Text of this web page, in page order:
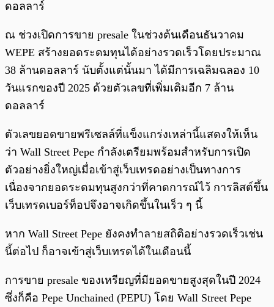
ดอลลาร์
ณ ช่วงเปิดการขาย presale ในช่วงต้นเดือนธันวาคม
WEPE สร้างยอดระดมทุนได้อย่างรวดเร็วโดยประมาณ
38 ล้านดอลลาร์ นับตั้งแต่นั้นมา ได้มีการเฉลิมฉลอง 10
วันแรกของปี 2025 ด้วยตัวเลขที่เพิ่มเติมอีก 7 ล้าน
ดอลลาร์
ตัวเลขยอดขายพรีเซลล์ที่แข็งแกร่งเหล่านี้แสดงให้เห็น
ว่า Wall Street Pepe กำลังเตรียมพร้อมสำหรับการเปิด
ตัวอย่างยิ่งใหญ่เมื่อเข้าสู่เว็บเทรดอย่างเป็นทางการ
เนื่องจากยอดระดมทุนสูงกว่าที่คาดการณ์ไว้ การลิสต์ขึ้น
เว็บเทรดเบอร์ท็อปจึงอาจเกิดขึ้นในเร็ว ๆ นี้
หาก Wall Street Pepe ยังคงทำลายสถิติอย่างรวดเร็วเช่น
นี้ต่อไป ก็อาจเข้าสู่เว็บเทรดได้ในเดือนนี้
การขาย presale ของเหรียญที่มียอดขายสูงสุดในปี 2024
ซึ่งก็คือ Pepe Unchained (PEPU) โดย Wall Street Pepe